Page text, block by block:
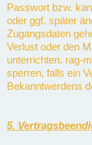
Passwort bzw.
oder ggf. später
Zugangsdaten
Verlust oder den
unterrichten. rag-
sperren, falls ein
Bekanntwerdens
5.